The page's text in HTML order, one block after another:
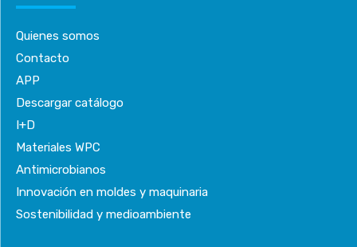
Quienes somos
Contacto
APP
Descargar catálogo
I+D
Materiales WPC
Antimicrobianos
Innovación en moldes y maquinaria
Sostenibilidad y medioambiente